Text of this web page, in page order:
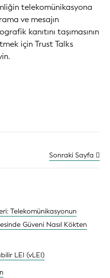
telekomünikasyona
ve mesajın
kanıtını taşımasının
için Trust Talks
Sonraki Sayfa
Telekomünikasyonun
Güveni Nasıl Kökten
LEI (vLEI)